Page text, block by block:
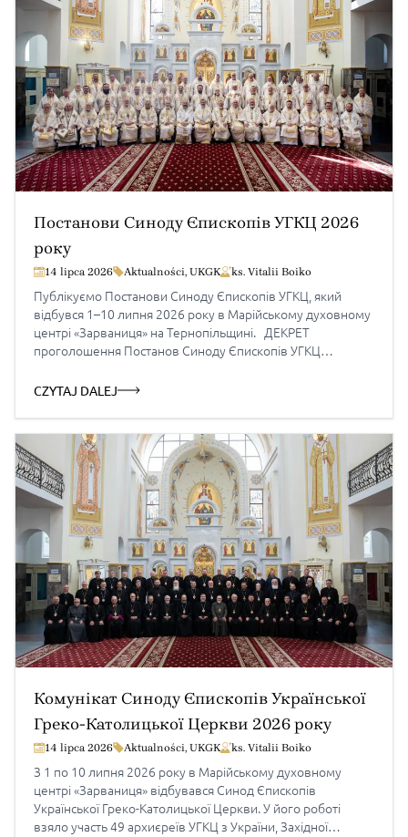
Постанови Синоду Єпископів УГКЦ 2026
року
14 lipca 2026 Aktualności, UKGK ks. Vitalii Boiko
Публікуємо Постанови Синоду Єпископів УГКЦ, який
відбувся 1–10 липня 2026 року в Марійському духовному
центрі «Зарваниця» на Тернопільщині. ДЕКРЕТ
проголошення Постанов Синоду Єпископів УГКЦ
Животворної і Нероздільної Тройці, Отця, і Сина, і Святого
БОЖОЮ МИЛІСТЮ І В ПОВНОМУ СОПРИЧАСТІ
З РИМСЬКИМ АПОСТОЛЬСЬКИМ ПРЕСТОЛОМ
СВЯТОСЛАВ, Верховний Архиєпископ Києво-Галицький
[…]
CZYTAJ DALEJ
Комунікат Синоду Єпископів Української
Греко-Католицької Церкви 2026 року
14 lipca 2026 Aktualności, UKGK ks. Vitalii Boiko
З 1 по 10 липня 2026 року в Марійському духовному
центрі «Зарваниця» відбувався Синод Єпископів
Української Греко-Католицької Церкви. У його роботі
взяло участь 49 архиєреїв УГКЦ з України, Західної